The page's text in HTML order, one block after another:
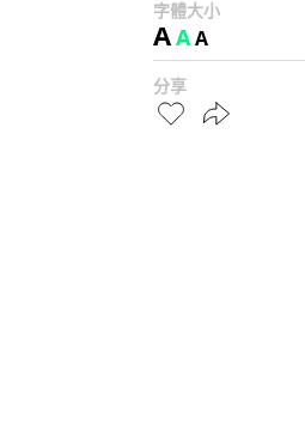
字體大小
AAA
分享